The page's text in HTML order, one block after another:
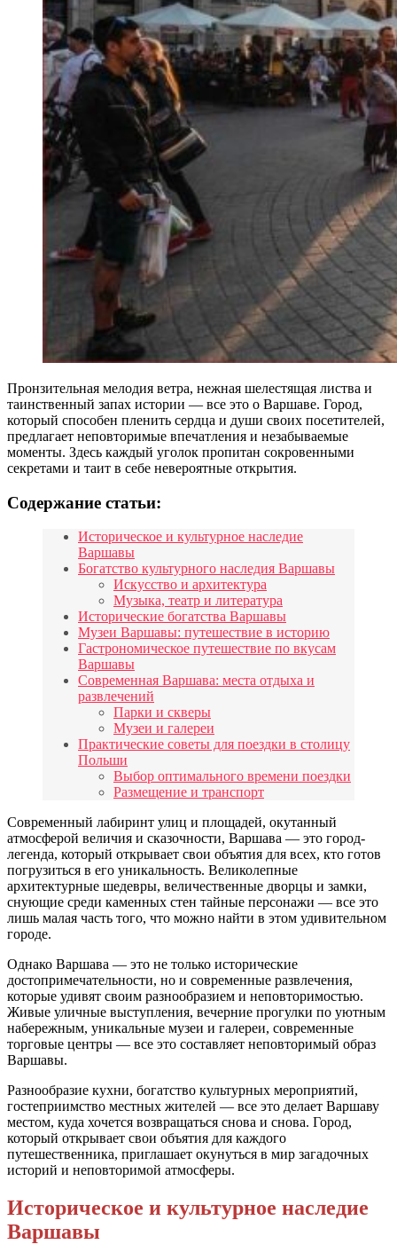
Пронзительная мелодия ветра, нежная шелестящая листва и
таинственный запах истории — все это о Варшаве. Город,
который способен пленить сердца и души своих посетителей,
предлагает неповторимые впечатления и незабываемые
моменты. Здесь каждый уголок пропитан сокровенными
секретами и таит в себе невероятные открытия.
Содержание статьи:
Историческое и культурное наследие
Варшавы
Богатство культурного наследия Варшавы
Искусство и архитектура
Музыка, театр и литература
Исторические богатства Варшавы
Музеи Варшавы: путешествие в историю
Гастрономическое путешествие по вкусам
Варшавы
Современная Варшава: места отдыха и
развлечений
Парки и скверы
Музеи и галереи
Практические советы для поездки в столицу
Польши
Выбор оптимального времени поездки
Размещение и транспорт
Современный лабиринт улиц и площадей, окутанный
атмосферой величия и сказочности, Варшава — это город-
легенда, который открывает свои объятия для всех, кто готов
погрузиться в его уникальность. Великолепные
архитектурные шедевры, величественные дворцы и замки,
снующие среди каменных стен тайные персонажи — все это
лишь малая часть того, что можно найти в этом удивительном
городе.
Однако Варшава — это не только исторические
достопримечательности, но и современные развлечения,
которые удивят своим разнообразием и неповторимостью.
Живые уличные выступления, вечерние прогулки по уютным
набережным, уникальные музеи и галереи, современные
торговые центры — все это составляет неповторимый образ
Варшавы.
Разнообразие кухни, богатство культурных мероприятий,
гостеприимство местных жителей — все это делает Варшаву
местом, куда хочется возвращаться снова и снова. Город,
который открывает свои объятия для каждого
путешественника, приглашает окунуться в мир загадочных
историй и неповторимой атмосферы.
Историческое и культурное наследие
Варшавы